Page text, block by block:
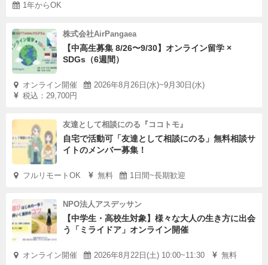
1年からOK
株式会社AirPangaea
【中高生募集 8/26〜9/30】オンライン留学 ×
SDGs（6週間）
オンライン開催
2026年8月26日(水)~9月30日(水)
税込：29,700円
友達として相談にのる『ココトモ』
自宅で活動可「友達として相談にのる」無料相談サ
イトのメンバー募集！
フルリモートOK 無料 1日間~長期歓迎
NPO法人アスデッサン
【中学生・高校生対象】様々な大人の生き方に出会
う「ミライドア」オンライン開催
オンライン開催 2026年8月22日(土) 10:00~11:30 無料